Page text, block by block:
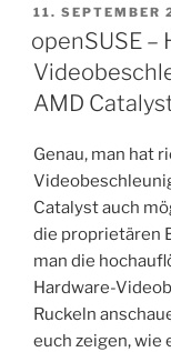
11. SEPTEMBER
openSUSE –
AMD
Genau, man hat
Catalyst auch
die proprietären
man die
Hardware-
Ruckeln
euch zeigen, wie